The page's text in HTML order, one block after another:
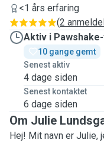
<1 års erfaring
(2
Aktiv i
10 gange gemt
Senest aktiv
4 dage siden
Senest kontaktet
6 dage siden
Om Julie
Hej! Mit navn er